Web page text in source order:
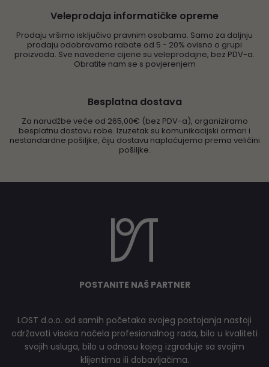
Veleprodaja informatičke opreme
Prodaju vršimo isključivo pravnim osobama. Samo za daljnju
prodaju odobravamo rabate od 5 - 20% ovisno o grupi
proizvoda. Sve navedene cijene su veleprodajne, bez PDV-a.
Obratite nam se s povjerenjem
Besplatna dostava
Za narudžbe veće od 265,00€ (bez PDV-a), organiziramo
besplatnu dostavu robe. Izuzetak su komunikacijski ormari i
nestandardne pošiljke, čiju dostavu naplaćujemo prema veličini
pošiljke.
POSTANITE NAŠ PARTNER
LOST d.o.o. od samih početaka svojeg postojanja nastoji
održavati visoka načela profesionalnog rada, bilo u kvaliteti
svojih usluga, bilo u odnosu kojeg izgrađuje sa svojim
klijentima ili dobavljačima.